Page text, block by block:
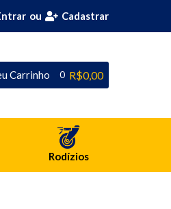
ou Cadastrar
Carrinho 0 R$0,00
Rodízios